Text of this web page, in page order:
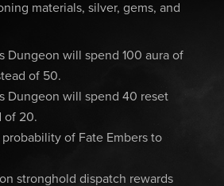
materials, silver, gems, and
Dungeon will spend 100 aura of
of 50.
Dungeon will spend 40 reset
of 20.
probability of Fate Embers to
stronghold dispatch rewards